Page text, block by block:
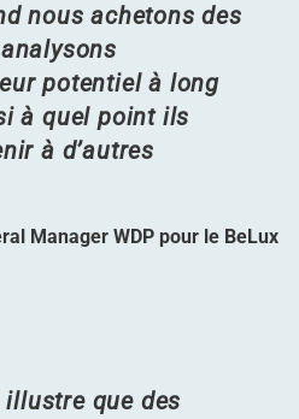
nous achetons des
potentiel à long
à quel point ils
à d’autres
Manager WDP pour le BeLux
illustre que des